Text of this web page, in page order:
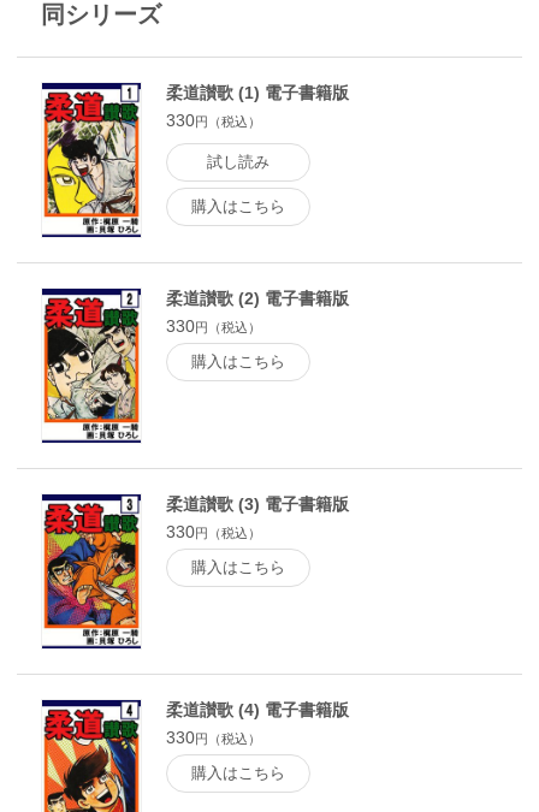
同シリーズ
柔道讃歌 (1) 電子書籍版
330円（税込）
試し読み
購入はこちら
柔道讃歌 (2) 電子書籍版
330円（税込）
購入はこちら
柔道讃歌 (3) 電子書籍版
330円（税込）
購入はこちら
柔道讃歌 (4) 電子書籍版
330円（税込）
購入はこちら